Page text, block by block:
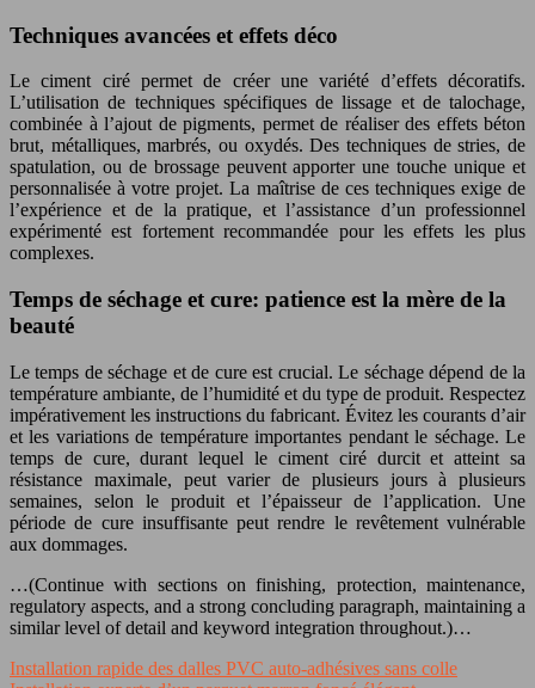
Techniques avancées et effets déco
Le ciment ciré permet de créer une variété d’effets décoratifs.
L’utilisation de techniques spécifiques de lissage et de talochage,
combinée à l’ajout de pigments, permet de réaliser des effets béton
brut, métalliques, marbrés, ou oxydés. Des techniques de stries, de
spatulation, ou de brossage peuvent apporter une touche unique et
personnalisée à votre projet. La maîtrise de ces techniques exige de
l’expérience et de la pratique, et l’assistance d’un professionnel
expérimenté est fortement recommandée pour les effets les plus
complexes.
Temps de séchage et cure: patience est la mère de la
beauté
Le temps de séchage et de cure est crucial. Le séchage dépend de la
température ambiante, de l’humidité et du type de produit. Respectez
impérativement les instructions du fabricant. Évitez les courants d’air
et les variations de température importantes pendant le séchage. Le
temps de cure, durant lequel le ciment ciré durcit et atteint sa
résistance maximale, peut varier de plusieurs jours à plusieurs
semaines, selon le produit et l’épaisseur de l’application. Une
période de cure insuffisante peut rendre le revêtement vulnérable
aux dommages.
…(Continue with sections on finishing, protection, maintenance,
regulatory aspects, and a strong concluding paragraph, maintaining a
similar level of detail and keyword integration throughout.)…
Installation rapide des dalles PVC auto-adhésives sans colle